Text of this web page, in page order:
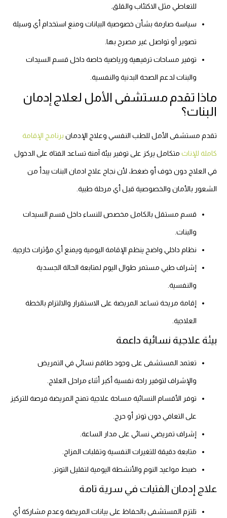
للتعاطي مثل الاكتئاب والقلق.
سياسة صارمة بشأن خصوصية البيانات ومنع استخدام أي وسيلة
تصوير أو تواصل غير مصرح بها.
توفير مساحات ترفيهية ورياضية خاصة داخل قسم السيدات
والبنات لدعم الصحة البدنية والنفسية.
ماذا تقدم مستشفى الأمل لعلاج إدمان
البنات؟
تقدم مستشفى الأمل للطب النفسي وعلاج الإدمان برنامج الإقامة
كاملة للإناث متكامل يركز على توفير بيئة آمنة تساعد الفتاة على الدخول
في العلاج دون خوف أو ضغط، لأن نجاح علاج ادمان البنات يبدأ من
الشعور بالأمان والخصوصية قبل أي مرحلة طبية.
قسم مستقل بالكامل مخصص للنساء داخل قسم السيدات
والبنات.
نظام داخلي واضح ينظم الإقامة اليومية ويمنع أي مؤثرات خارجية.
إشراف طبي مستمر طوال اليوم لمتابعة الحالة الجسدية
والنفسية.
إقامة مريحة تساعد المريضة على الاستقرار والالتزام بالخطة
العلاجية.
بيئة علاجية نسائية داعمة
تعتمد المستشفى على وجود طاقم نسائي في التمريض
والإشراف لتوفير راحة نفسية أكبر أثناء مراحل العلاج.
توفر الأقسام النسائية مساحة علاجية تمنح المريضة فرصة للتركيز
على التعافي دون توتر أو حرج.
إشراف تمريضي نسائي على مدار الساعة.
متابعة دقيقة للتغيرات النفسية وتقلبات المزاج.
ضبط مواعيد النوم والأنشطة اليومية لتقليل التوتر.
علاج إدمان الفتيات في سرية تامة
تلتزم المستشفى بالحفاظ على بيانات المريضة وعدم مشاركة أي